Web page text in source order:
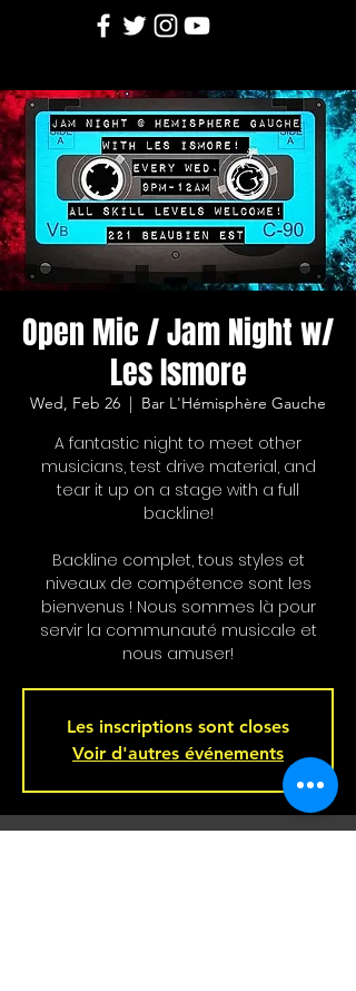
Open Mic / Jam Night w/
Les Ismore
Wed, Feb 26 Bar L'Hémisphère Gauche
A fantastic night to meet other
musicians, test drive material, and
tear it up on a stage with a full
backline!
Backline complet, tous styles et
niveaux de compétence sont les
bienvenus ! Nous sommes là pour
servir la communauté musicale et
nous amuser!
Les inscriptions sont closes
Voir d'autres événements